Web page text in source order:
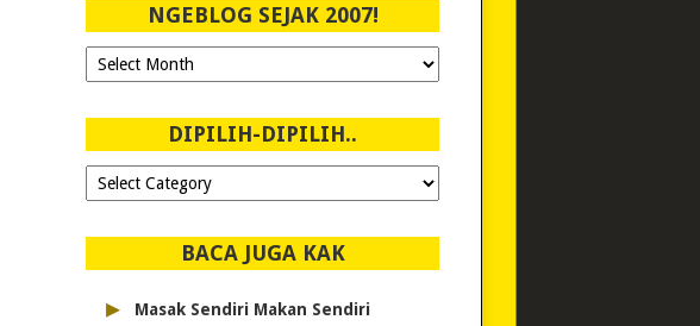
NGEBLOG SEJAK 2007!
Ngeblog
Sejak
DIPILIH-DIPILIH..
Dipilih-
dipilih..
BACA JUGA KAK
▸ Masak Sendiri Makan Sendiri